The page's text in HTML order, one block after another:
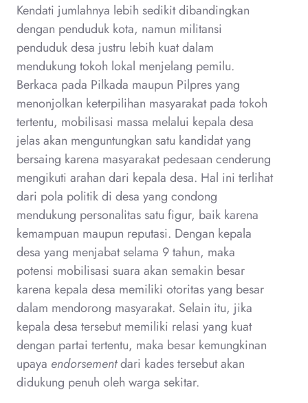
Kendati jumlahnya lebih sedikit dibandingkan
dengan penduduk kota, namun militansi
penduduk desa justru lebih kuat dalam
mendukung tokoh lokal menjelang pemilu.
Berkaca pada Pilkada maupun Pilpres yang
menonjolkan keterpilihan masyarakat pada tokoh
tertentu, mobilisasi massa melalui kepala desa
jelas akan menguntungkan satu kandidat yang
bersaing karena masyarakat pedesaan cenderung
mengikuti arahan dari kepala desa. Hal ini terlihat
dari pola politik di desa yang condong
mendukung personalitas satu figur, baik karena
kemampuan maupun reputasi. Dengan kepala
desa yang menjabat selama 9 tahun, maka
potensi mobilisasi suara akan semakin besar
karena kepala desa memiliki otoritas yang besar
dalam mendorong masyarakat. Selain itu, jika
kepala desa tersebut memiliki relasi yang kuat
dengan partai tertentu, maka besar kemungkinan
upaya endorsementdari kades tersebut akan
didukung penuh oleh warga sekitar.